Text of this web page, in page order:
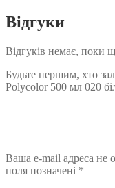
Відгуки
Відгуків немає, поки
Будьте першим, хто
Polycolor 500 мл 020
Ваша e-mail адреса не
поля позначені *